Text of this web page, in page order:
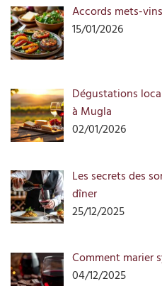
Accords mets-
15/01/2026
Dégustations
à Mugla
02/01/2026
Les secrets des
dîner
25/12/2025
Comment marier
04/12/2025